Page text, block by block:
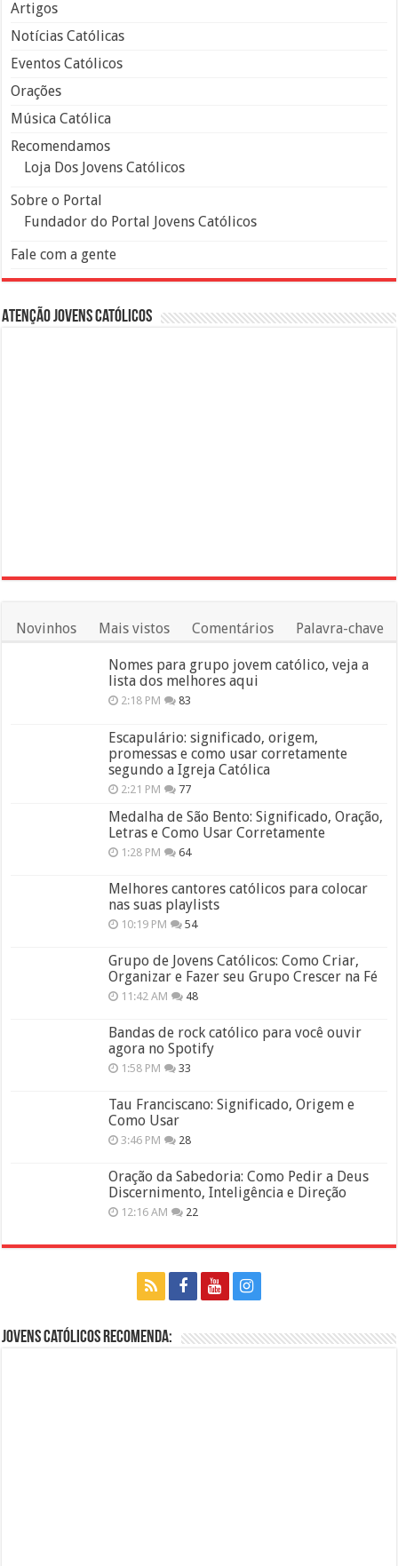
Artigos
Notícias Católicas
Eventos Católicos
Orações
Música Católica
Recomendamos
Loja Dos Jovens Católicos
Sobre o Portal
Fundador do Portal Jovens Católicos
Fale com a gente
Atenção Jovens Católicos
Novinhos Mais vistos Comentários Palavra-chave
Nomes para grupo jovem católico, veja a
lista dos melhores aqui
2:18 PM 83
Escapulário: significado, origem,
promessas e como usar corretamente
segundo a Igreja Católica
2:21 PM 77
Medalha de São Bento: Significado, Oração,
Letras e Como Usar Corretamente
1:28 PM 64
Melhores cantores católicos para colocar
nas suas playlists
10:19 PM 54
Grupo de Jovens Católicos: Como Criar,
Organizar e Fazer seu Grupo Crescer na Fé
11:42 AM 48
Bandas de rock católico para você ouvir
agora no Spotify
1:58 PM 33
Tau Franciscano: Significado, Origem e
Como Usar
3:46 PM 28
Oração da Sabedoria: Como Pedir a Deus
Discernimento, Inteligência e Direção
12:16 AM 22
Jovens Católicos Recomenda: